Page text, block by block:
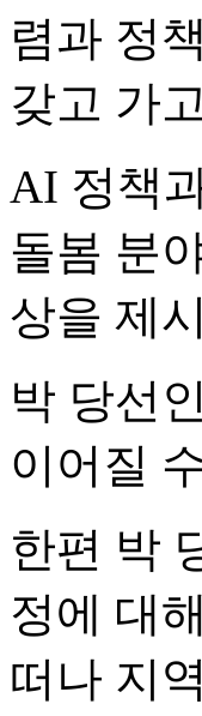
렴과 정
갖고 가
AI 정책
돌봄 분
상을 제
박 당선
이어질
한편 박
정에 대
떠나 지